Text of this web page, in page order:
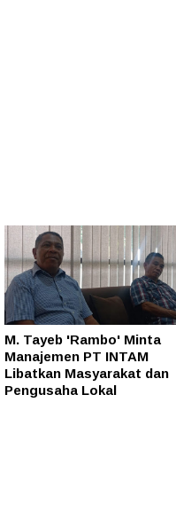
M. Tayeb 'Rambo' Minta
Manajemen PT INTAM
Libatkan Masyarakat dan
Pengusaha Lokal